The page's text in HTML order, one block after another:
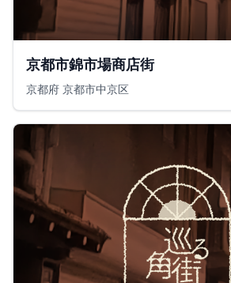
京都市錦市場商店街
京都府 京都市中京区